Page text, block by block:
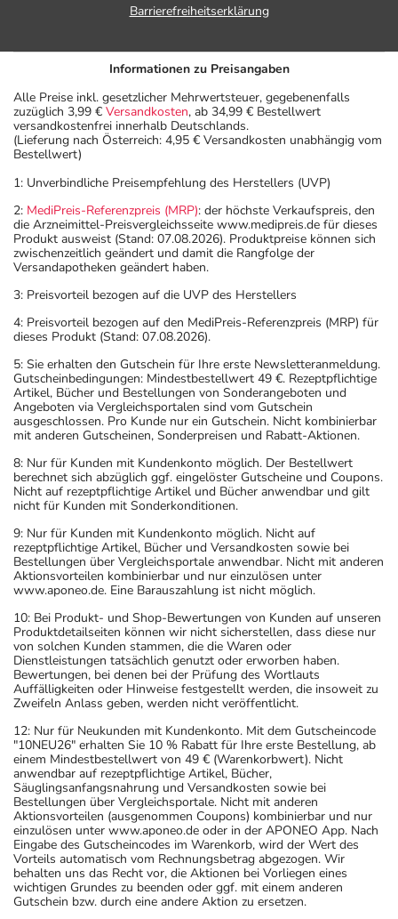
Lagerung vor Anbruch
Das Arzneimittel muss im Dunkeln (z.B. im Umkarton)
aufbewahrt werden.
Aufbewahrung nach Anbruch oder Zubereitung
Das Arzneimittel ist nach Anbruch/Zubereitung nur zur
einmaligen Anwendung vorgesehen. Reste müssen
verworfen werden!
Wichtige Hinweise
Was sollten Sie beachten?
- Vorsicht: Das Reaktionsvermögen kann auch bei
bestimmungsgemäßem Gebrauch beeinträchtigt sein.
Achten Sie vor allem darauf, wenn Sie am Straßenverkehr
teilnehmen oder Maschinen (auch im Haushalt) bedienen,
mit denen Sie sich verletzen können.
- Bei Nichteinhaltung des Behandlungsplans sind z.T.
schwerwiegende Nebenwirkungen möglich. Eine
Überwachung der sachgemäßen Anwendung durch Dritte
ist bei gefährdeten Personen notwendig.
- Es kann Arzneimittel geben, mit denen
Wechselwirkungen auftreten. Sie sollten deswegen
generell vor der Behandlung mit einem neuen
Arzneimittel jedes andere, das Sie bereits anwenden,
dem Arzt oder Apotheker angeben. Das gilt auch für
Arzneimittel, die Sie selbst kaufen, nur gelegentlich
anwenden oder deren Anwendung schon einige Zeit
zurückliegt.
Bitte verwenden Sie dieses Arzneimittel nicht mehr nach
dem auf der Packung oder der Umverpackung
angegebenen Verfallsdatum. Das Verfallsdatum bezieht
Barrierefreiheitserklärung
Informationen zu Preisangaben
Alle Preise inkl. gesetzlicher Mehrwertsteuer, gegebenenfalls
zuzüglich 3,99 € Versandkosten, ab 34,99 € Bestellwert
versandkostenfrei innerhalb Deutschlands.
(Lieferung nach Österreich: 4,95 € Versandkosten unabhängig vom
Bestellwert)
1: Unverbindliche Preisempfehlung des Herstellers (UVP)
2: MediPreis-Referenzpreis (MRP): der höchste Verkaufspreis, den
die Arzneimittel-Preisvergleichsseite www.medipreis.de für dieses
Produkt ausweist (Stand: 07.08.2026). Produktpreise können sich
zwischenzeitlich geändert und damit die Rangfolge der
Versandapotheken geändert haben.
3: Preisvorteil bezogen auf die UVP des Herstellers
4: Preisvorteil bezogen auf den MediPreis-Referenzpreis (MRP) für
dieses Produkt (Stand: 07.08.2026).
5: Sie erhalten den Gutschein für Ihre erste Newsletteranmeldung.
Gutscheinbedingungen: Mindestbestellwert 49 €. Rezeptpflichtige
Artikel, Bücher und Bestellungen von Sonderangeboten und
Angeboten via Vergleichsportalen sind vom Gutschein
ausgeschlossen. Pro Kunde nur ein Gutschein. Nicht kombinierbar
mit anderen Gutscheinen, Sonderpreisen und Rabatt-Aktionen.
8: Nur für Kunden mit Kundenkonto möglich. Der Bestellwert
berechnet sich abzüglich ggf. eingelöster Gutscheine und Coupons.
Nicht auf rezeptpflichtige Artikel und Bücher anwendbar und gilt
nicht für Kunden mit Sonderkonditionen.
9: Nur für Kunden mit Kundenkonto möglich. Nicht auf
rezeptpflichtige Artikel, Bücher und Versandkosten sowie bei
Bestellungen über Vergleichsportale anwendbar. Nicht mit anderen
Aktionsvorteilen kombinierbar und nur einzulösen unter
www.aponeo.de. Eine Barauszahlung ist nicht möglich.
10: Bei Produkt- und Shop-Bewertungen von Kunden auf unseren
Produktdetailseiten können wir nicht sicherstellen, dass diese nur
von solchen Kunden stammen, die die Waren oder
Dienstleistungen tatsächlich genutzt oder erworben haben.
Bewertungen, bei denen bei der Prüfung des Wortlauts
Auffälligkeiten oder Hinweise festgestellt werden, die insoweit zu
Zweifeln Anlass geben, werden nicht veröffentlicht.
12: Nur für Neukunden mit Kundenkonto. Mit dem Gutscheincode
"10NEU26" erhalten Sie 10 % Rabatt für Ihre erste Bestellung, ab
einem Mindestbestellwert von 49 € (Warenkorbwert). Nicht
anwendbar auf rezeptpflichtige Artikel, Bücher,
Säuglingsanfangsnahrung und Versandkosten sowie bei
Bestellungen über Vergleichsportale. Nicht mit anderen
Aktionsvorteilen (ausgenommen Coupons) kombinierbar und nur
einzulösen unter www.aponeo.de oder in der APONEO App. Nach
Eingabe des Gutscheincodes im Warenkorb, wird der Wert des
Vorteils automatisch vom Rechnungsbetrag abgezogen. Wir
behalten uns das Recht vor, die Aktionen bei Vorliegen eines
wichtigen Grundes zu beenden oder ggf. mit einem anderen
Gutschein bzw. durch eine andere Aktion zu ersetzen.